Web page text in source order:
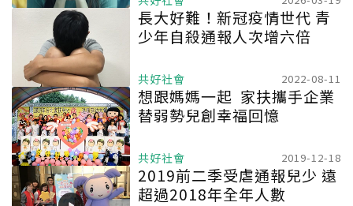
長大好難！新冠疫情世代 青
少年自殺通報人次增六倍
共好社會 2022-08-11
想跟媽媽一起 家扶攜手企業
替弱勢兒創幸福回憶
共好社會 2019-12-18
2019前二季受虐通報兒少 遠
超過2018年全年人數